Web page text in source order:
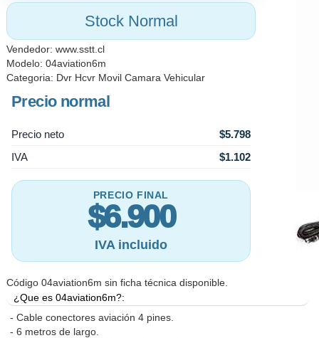
Stock Normal
Vendedor: www.sstt.cl
Modelo: 04aviation6m
Categoria: Dvr Hcvr Movil Camara Vehicular
Precio normal
Precio neto
$5.798
IVA
$1.102
PRECIO FINAL
$6.900
IVA incluido
Código 04aviation6m sin ficha técnica disponible.
¿Que es 04aviation6m?:
- Cable conectores aviación 4 pines.
- 6 metros de largo.